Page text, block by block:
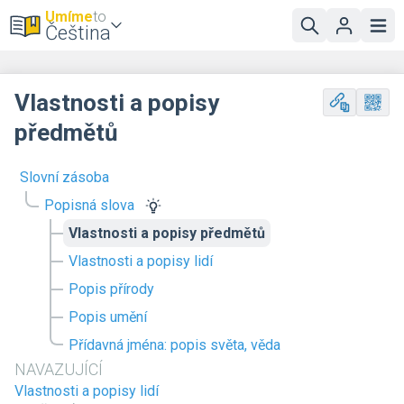
Umímeto
Čeština
Slovní zásoba
Popisná slova
Vlastnosti a popisy předmětů
Vlastnosti a popisy lidí
Popis přírody
Popis umění
Přídavná jména: popis světa, věda
NAVAZUJÍCÍ
Vlastnosti a popisy lidí
Vlastnosti a popisy
předmětů